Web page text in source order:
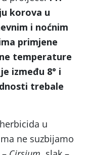
korova u
i noćnim
primjene
temperature
između 8° i
trebale
u
ne suzbijamo